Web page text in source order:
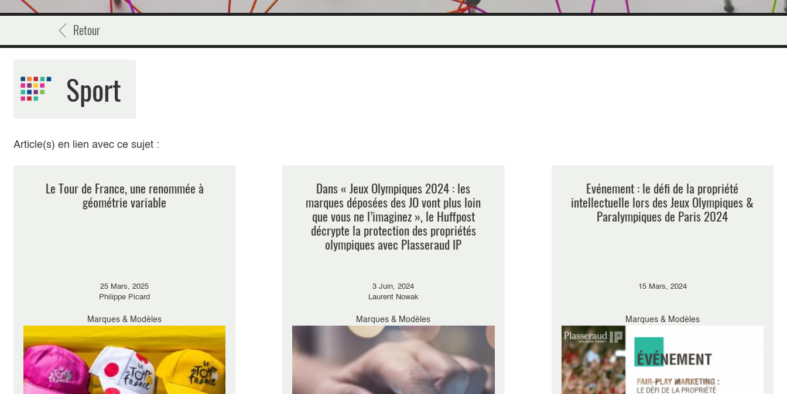
Retour
Sport
Article(s) en lien avec ce sujet :
Le Tour de France, une renommée à
géométrie variable
25 Mars, 2025
Philippe Picard
Marques & Modèles
Dans « Jeux Olympiques 2024 : les
marques déposées des JO vont plus loin
que vous ne l’imaginez », le Huffpost
décrypte la protection des propriétés
olympiques avec Plasseraud IP
3 Juin, 2024
Laurent Nowak
Marques & Modèles
Evénement : le défi de la propriété
intellectuelle lors des Jeux Olympiques &
Paralympiques de Paris 2024
15 Mars, 2024
Marques & Modèles